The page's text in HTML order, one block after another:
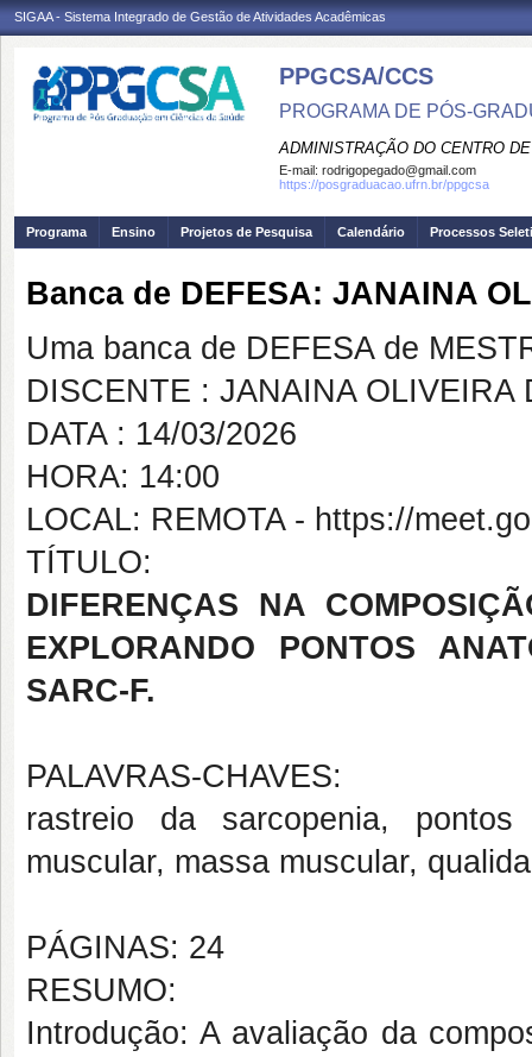
SIGAA - Sistema Integrado de Gestão de Atividades Acadêmicas
PPGCSA/CCS
PROGRAMA DE PÓS-
ADMINISTRAÇÃO DO CENTRO
E-mail: rodrigopegado@gmail.com
https://posgraduacao.ufrn.br/ppgcsa
Programa Ensino Projetos de Pesquisa Calendário Processos
Banca de DEFESA: JANAINA
Uma banca de DEFESA de
DISCENTE : JANAINA OLIVEIRA
DATA : 14/03/2026
HORA: 14:00
LOCAL: REMOTA - https://
TÍTULO:
DIFERENÇAS NA
EXPLORANDO PONTOS
SARC-F.
PALAVRAS-CHAVES:
rastreio da sarcopenia, pontos
muscular, massa muscular,
PÁGINAS: 24
RESUMO:
Introdução: A avaliação da